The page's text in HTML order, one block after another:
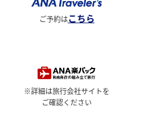
ご予約はこちら
※詳細は旅行会社サイトを
ご確認ください